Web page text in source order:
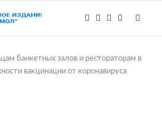
банкетных залов и рестораторам в
вакцинации от коронавируса